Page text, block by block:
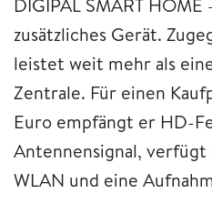
zusätzliches Gerät.
leistet weit mehr als
Zentrale. Für einen
Euro empfängt er HD-
Antennensignal,
WLAN und eine